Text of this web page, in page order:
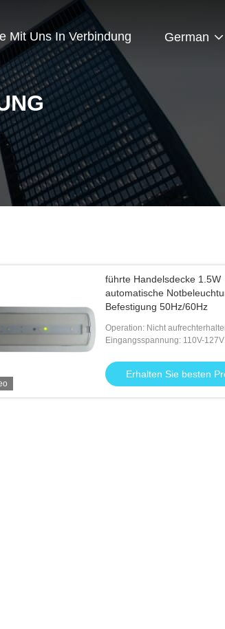
Mit Uns In Verbindung German
führte Handelsdecke 1.5W
automatische
Befestigung 50Hz/60Hz
Operation: Nicht
Zustand
Eingangsspannung: 110V-127V
Erhalten Sie besten